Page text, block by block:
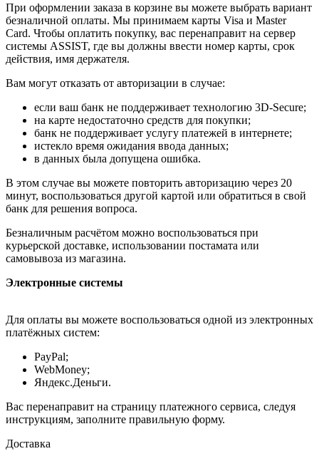
При оформлении заказа в корзине вы можете выбрать вариант
безналичной оплаты. Мы принимаем карты Visa и Master
Card. Чтобы оплатить покупку, вас перенаправит на сервер
системы ASSIST, где вы должны ввести номер карты, срок
действия, имя держателя.
Вам могут отказать от авторизации в случае:
если ваш банк не поддерживает технологию 3D-Secure;
на карте недостаточно средств для покупки;
банк не поддерживает услугу платежей в интернете;
истекло время ожидания ввода данных;
в данных была допущена ошибка.
В этом случае вы можете повторить авторизацию через 20
минут, воспользоваться другой картой или обратиться в свой
банк для решения вопроса.
Безналичным расчётом можно воспользоваться при
курьерской доставке, использовании постамата или
самовывоза из магазина.
Электронные системы
Для оплаты вы можете воспользоваться одной из электронных
платёжных систем:
PayPal;
WebMoney;
Яндекс.Деньги.
Вас перенаправит на страницу платежного сервиса, следуя
инструкциям, заполните правильную форму.
Доставка